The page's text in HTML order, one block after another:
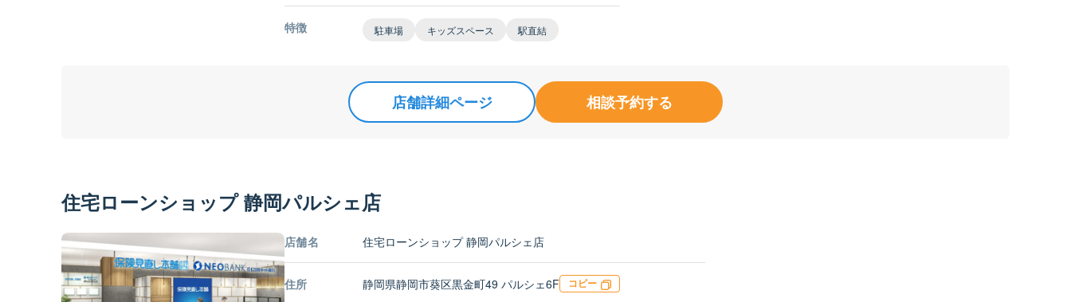
特徴 駐車場 キッズスペース 駅直結
店舗詳細ページ 相談予約する
住宅ローンショップ 静岡パルシェ店
店舗名 住宅ローンショップ 静岡パルシェ店
住所 静岡県静岡市葵区黒金町49 パルシェ6F コピー